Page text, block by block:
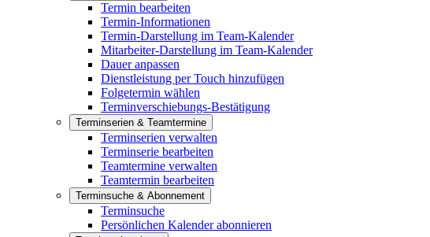
Termin bearbeiten
Termin-Informationen
Termin-Darstellung im Team-Kalender
Mitarbeiter-Darstellung im Team-Kalender
Dauer anpassen
Dienstleistung per Touch hinzufügen
Folgetermin wählen
Terminverschiebungs-Bestätigung
Terminserien & Teamtermine
Terminserien verwalten
Terminserie bearbeiten
Teamtermine verwalten
Teamtermin bearbeiten
Terminsuche & Abonnement
Terminsuche
Persönlichen Kalender abonnieren